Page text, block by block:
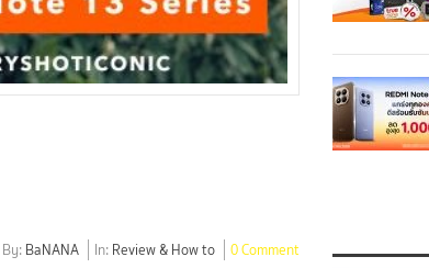
By: BaNANA In: Review & How to 0 Comment